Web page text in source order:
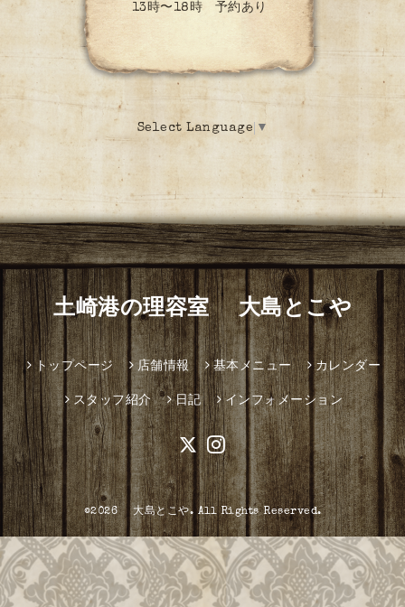
13時〜18時 予約あり
Select Language ▼
土崎港の理容室 大島とこや
トップページ 店舗情報 基本メニュー カレンダー
スタッフ紹介 日記 インフォメーション
©2026大島とこや. All Rights Reserved.